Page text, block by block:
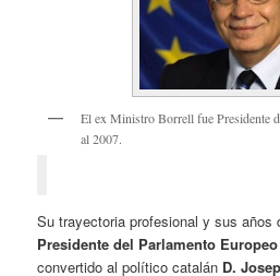
El ex Ministro Borrell fue Presidente
al 2007.
Su trayectoria profesional y sus años
Presidente del Parlamento Europeo
convertido al político catalán D.